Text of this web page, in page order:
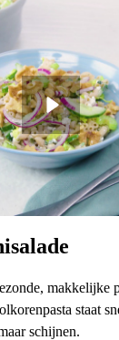
makkelijke
staat
schijnen.